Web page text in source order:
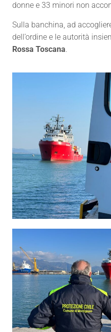
donne e 33 minori non
Sulla banchina, ad
dell’ordine e le autorità
Rossa Toscana.